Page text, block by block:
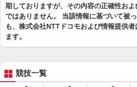
期しておりますが、その内容の正確性お
ではありません。 当該情報に基づいて被
も、株式会社NTTドコモおよび情報提供
ます。
競技一覧